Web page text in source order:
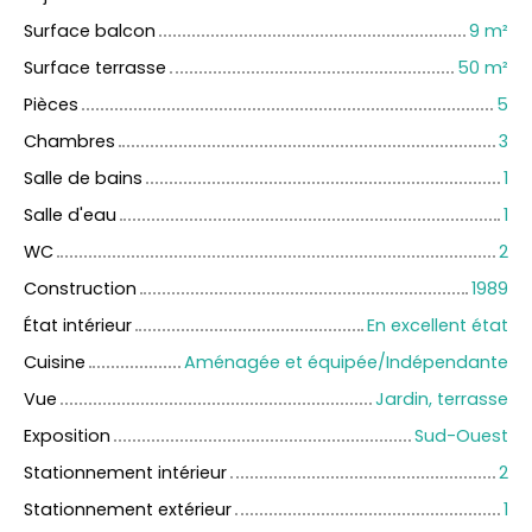
Surface balcon
9 m²
Surface terrasse
50 m²
Pièces
5
Chambres
3
Salle de bains
1
Salle d'eau
1
WC
2
Construction
1989
État intérieur
En excellent état
Cuisine
Aménagée et équipée/Indépendante
Vue
Jardin, terrasse
Exposition
Sud-Ouest
Stationnement intérieur
2
Stationnement extérieur
1